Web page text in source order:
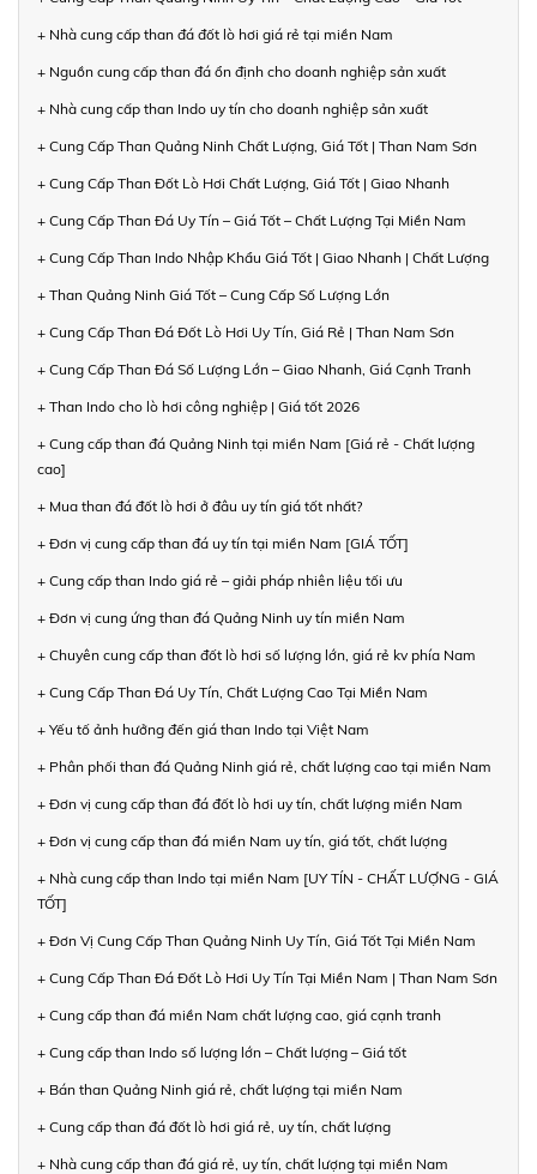
+ Nhà cung cấp than đá đốt lò hơi giá rẻ tại miền Nam
+ Nguồn cung cấp than đá ổn định cho doanh nghiệp sản xuất
+ Nhà cung cấp than Indo uy tín cho doanh nghiệp sản xuất
+ Cung Cấp Than Quảng Ninh Chất Lượng, Giá Tốt | Than Nam Sơn
+ Cung Cấp Than Đốt Lò Hơi Chất Lượng, Giá Tốt | Giao Nhanh
+ Cung Cấp Than Đá Uy Tín – Giá Tốt – Chất Lượng Tại Miền Nam
+ Cung Cấp Than Indo Nhập Khẩu Giá Tốt | Giao Nhanh | Chất Lượng
+ Than Quảng Ninh Giá Tốt – Cung Cấp Số Lượng Lớn
+ Cung Cấp Than Đá Đốt Lò Hơi Uy Tín, Giá Rẻ | Than Nam Sơn
+ Cung Cấp Than Đá Số Lượng Lớn – Giao Nhanh, Giá Cạnh Tranh
+ Than Indo cho lò hơi công nghiệp | Giá tốt 2026
+ Cung cấp than đá Quảng Ninh tại miền Nam [Giá rẻ - Chất lượng
cao]
+ Mua than đá đốt lò hơi ở đâu uy tín giá tốt nhất?
+ Đơn vị cung cấp than đá uy tín tại miền Nam [GIÁ TỐT]
+ Cung cấp than Indo giá rẻ – giải pháp nhiên liệu tối ưu
+ Đơn vị cung ứng than đá Quảng Ninh uy tín miền Nam
+ Chuyên cung cấp than đốt lò hơi số lượng lớn, giá rẻ kv phía Nam
+ Cung Cấp Than Đá Uy Tín, Chất Lượng Cao Tại Miền Nam
+ Yếu tố ảnh hưởng đến giá than Indo tại Việt Nam
+ Phân phối than đá Quảng Ninh giá rẻ, chất lượng cao tại miền Nam
+ Đơn vị cung cấp than đá đốt lò hơi uy tín, chất lượng miền Nam
+ Đơn vị cung cấp than đá miền Nam uy tín, giá tốt, chất lượng
+ Nhà cung cấp than Indo tại miền Nam [UY TÍN - CHẤT LƯỢNG - GIÁ
TỐT]
+ Đơn Vị Cung Cấp Than Quảng Ninh Uy Tín, Giá Tốt Tại Miền Nam
+ Cung Cấp Than Đá Đốt Lò Hơi Uy Tín Tại Miền Nam | Than Nam Sơn
+ Cung cấp than đá miền Nam chất lượng cao, giá cạnh tranh
+ Cung cấp than Indo số lượng lớn – Chất lượng – Giá tốt
+ Bán than Quảng Ninh giá rẻ, chất lượng tại miền Nam
+ Cung cấp than đá đốt lò hơi giá rẻ, uy tín, chất lượng
+ Nhà cung cấp than đá giá rẻ, uy tín, chất lượng tại miền Nam